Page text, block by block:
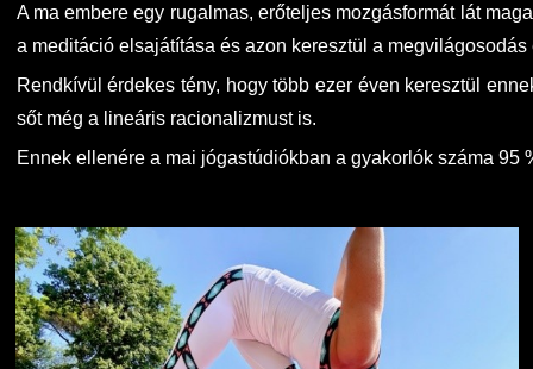
A ma embere egy rugalmas, erőteljes mozgásformát lát
a meditáció elsajátítása és azon keresztül a megvilágosodás
Rendkívül érdekes tény, hogy több ezer éven keresztül
sőt még a lineáris racionalizmust is.
Ennek ellenére a mai jógastúdiókban a gyakorlók száma 95